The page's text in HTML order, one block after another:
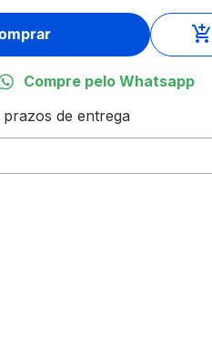
Compre pelo Whatsapp